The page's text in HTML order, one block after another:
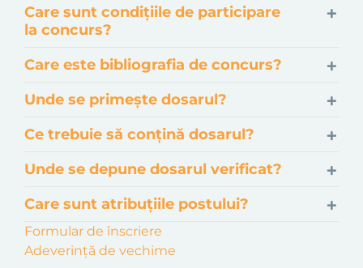
Care sunt condițiile de participare
la concurs?
Care este bibliografia de concurs?
Unde se primește dosarul?
Ce trebuie să conțină dosarul?
Unde se depune dosarul verificat?
Care sunt atribuțiile postului?
Formular de înscriere
Adeverință de vechime